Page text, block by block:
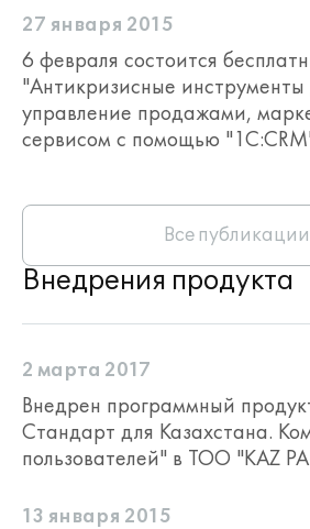
27 января 2015
6 февраля состоится
"Антикризисные инструменты
управление продажами,
сервисом с помощью
Все публикации
Внедрения продукта
2 марта 2017
Внедрен программный
Стандарт для Казахстана.
пользователей" в ТОО "KAZ
13 января 2015